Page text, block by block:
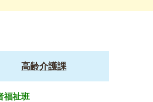
高齢介護課
福祉班